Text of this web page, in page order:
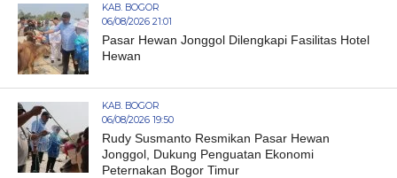
KAB. BOGOR
06/08/2026 21:01
Pasar Hewan Jonggol Dilengkapi Fasilitas Hotel
Hewan
KAB. BOGOR
06/08/2026 19:50
Rudy Susmanto Resmikan Pasar Hewan
Jonggol, Dukung Penguatan Ekonomi
Peternakan Bogor Timur